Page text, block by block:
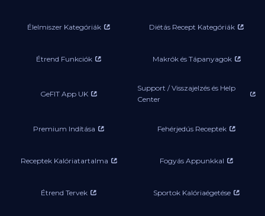
Élelmiszer Kategóriák Diétás Recept Kategóriák
Étrend Funkciók Makrók és Tápanyagok
GeFIT App UK
Support / Visszajelzés és Help
Center
Premium Indítása Fehérjedús Receptek
Receptek Kalóriatartalma Fogyás Appunkkal
Étrend Tervek Sportok Kalóriaégetése